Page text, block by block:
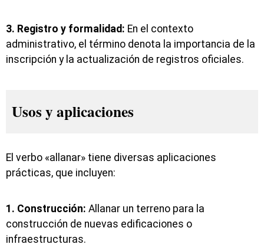
3. Registro y formalidad: En el contexto
administrativo, el término denota la importancia de la
inscripción y la actualización de registros oficiales.
Usos y aplicaciones
El verbo «allanar» tiene diversas aplicaciones
prácticas, que incluyen:
1. Construcción: Allanar un terreno para la
construcción de nuevas edificaciones o
infraestructuras.